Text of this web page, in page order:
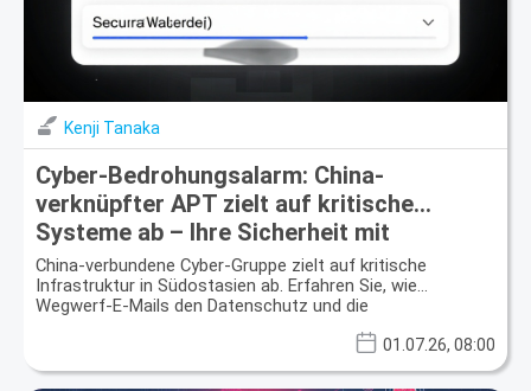
Kenji Tanaka
Cyber-Bedrohungsalarm: China-
verknüpfter APT zielt auf kritische
Systeme ab – Ihre Sicherheit mit
Wegwerf-E-Mails erhöhen
China-verbundene Cyber-Gruppe zielt auf kritische
Infrastruktur in Südostasien ab. Erfahren Sie, wie
Wegwerf-E-Mails den Datenschutz und die
01.07.26, 08:00